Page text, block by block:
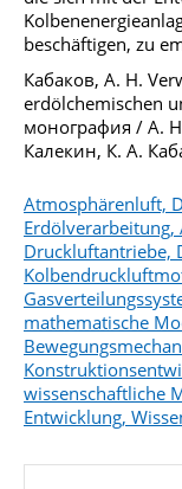
beschäftigen, zu
Кабаков, А. Н.
erdölchemischen
монография / А.
Калекин, К. А.
Atmosphärenluft,
Erdölverarbeitung,
Druckluftantriebe,
mathematische
wissenschaftliche
Entwicklung,